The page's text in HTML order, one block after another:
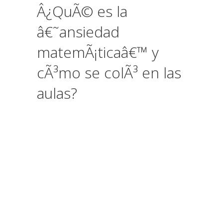
Â¿QuÃ© es la
â€˜ansiedad
matemÃ¡ticaâ€™ y
cÃ³mo se colÃ³ en las
aulas?